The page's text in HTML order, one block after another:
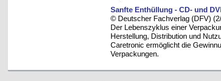
Sanfte Enthüllung - CD- und
© Deutscher Fachverlag (DFV)
Der Lebenszyklus einer
Herstellung, Distribution und
Caretronic ermöglicht die
Verpackungen.